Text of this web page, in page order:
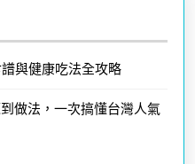
與健康吃法全攻略
做法，一次搞懂台灣人氣